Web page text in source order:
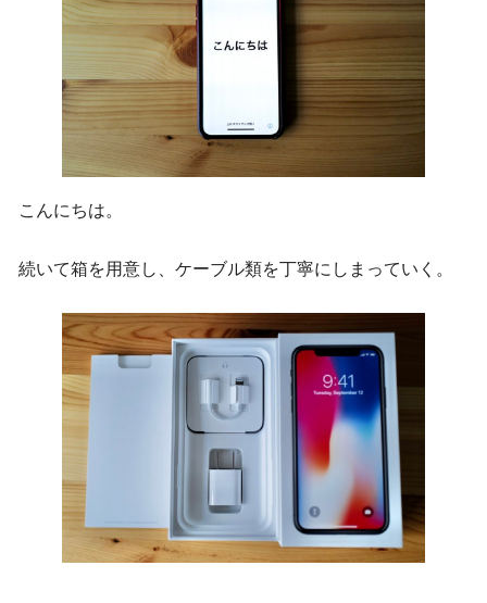
こんにちは。
続いて箱を用意し、ケーブル類を丁寧にしまっていく。